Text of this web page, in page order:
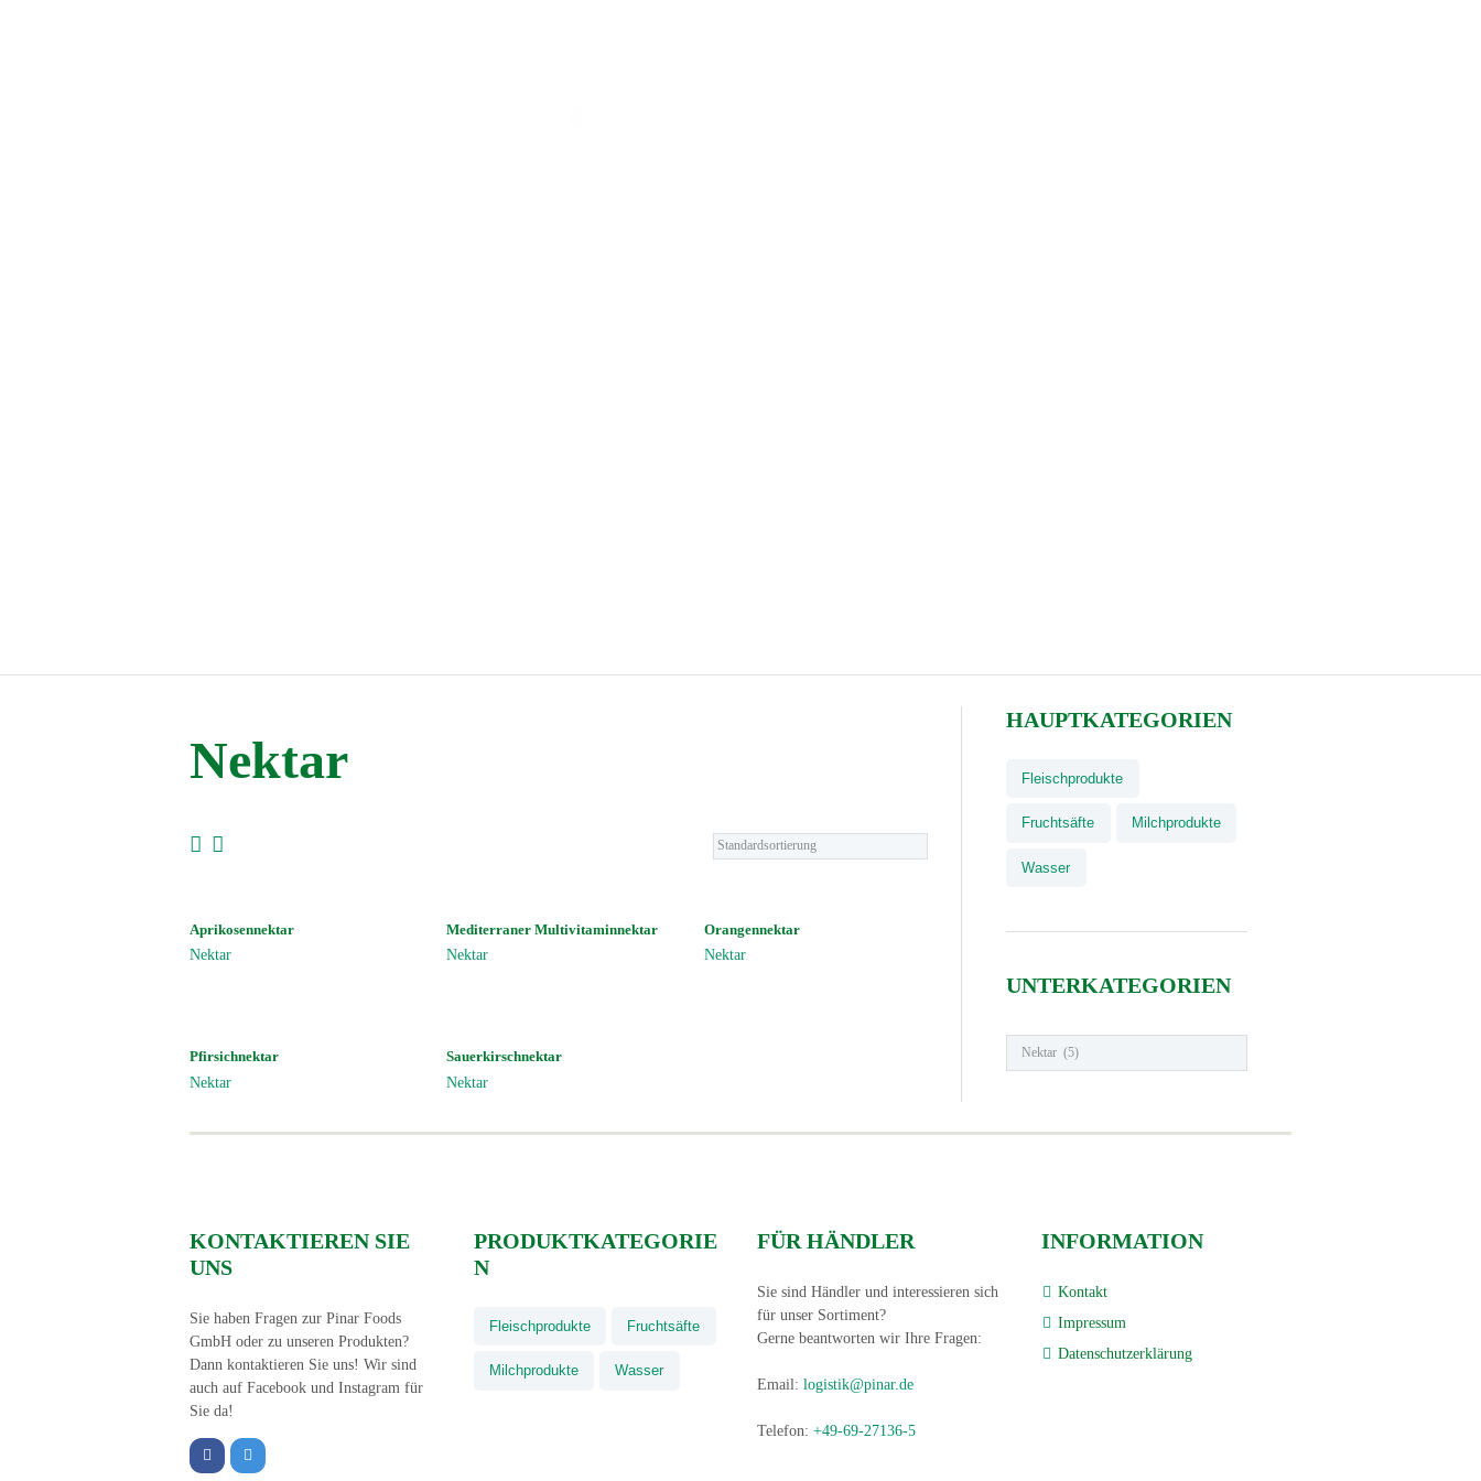
Nektar
Aprikosennektar
Nektar
Mediterraner Multivitaminnektar
Nektar
Orangennektar
Nektar
Pfirsichnektar
Nektar
Sauerkirschnektar
Nektar
HAUPTKATEGORIEN
Fleischprodukte
Fruchtsäfte Milchprodukte
Wasser
UNTERKATEGORIEN
KONTAKTIEREN SIE
UNS
Sie haben Fragen zur Pinar Foods
GmbH oder zu unseren Produkten?
Dann kontaktieren Sie uns! Wir sind
auch auf Facebook und Instagram für
Sie da!
PRODUKTKATEGORIE
N
Fleischprodukte Fruchtsäfte
Milchprodukte Wasser
FÜR HÄNDLER
Sie sind Händler und interessieren sich
für unser Sortiment?
Gerne beantworten wir Ihre Fragen:
Email: logistik@pinar.de
Telefon: +49-69-27136-5
INFORMATION
Kontakt
Impressum
Datenschutzerklärung